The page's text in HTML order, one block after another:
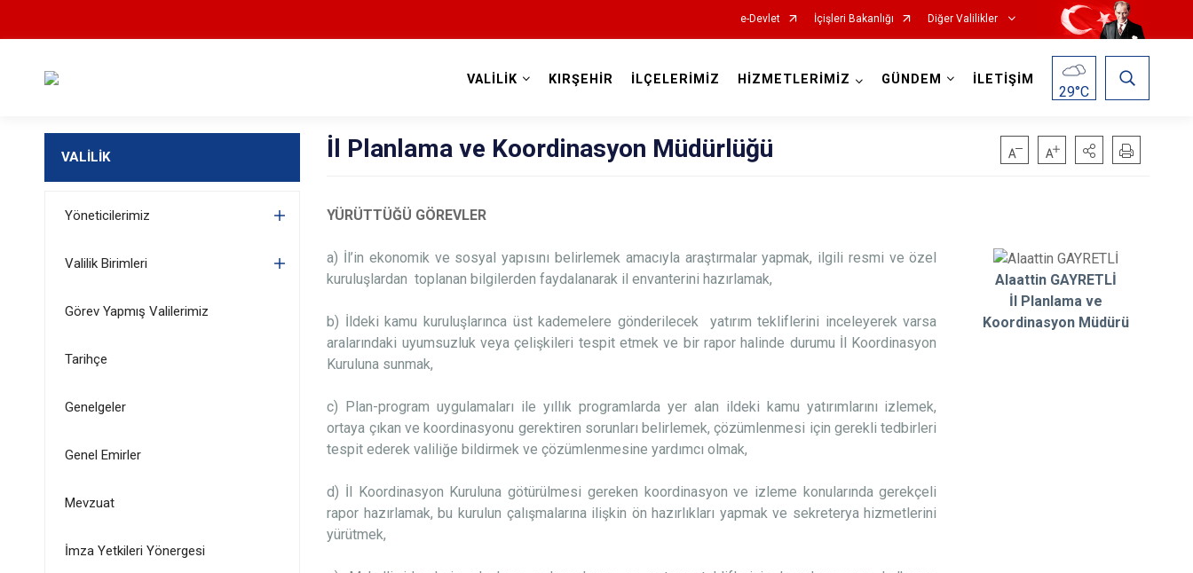
e-Devlet İçişleri Bakanlığı Diğer Valilikler
VALİLİK KIRŞEHİR İLÇELERİMİZ HİZMETLERİMİZ GÜNDEM İLETİŞİM
29°C
VALİLİK
Yöneticilerimiz
Valilik Birimleri
Görev Yapmış Valilerimiz
Tarihçe
Genelgeler
Genel Emirler
Mevzuat
İmza Yetkileri Yönergesi
İl Planlama ve Koordinasyon Müdürlüğü
YÜRÜTTÜĞÜ GÖREVLER
a) İl’in ekonomik ve sosyal yapısını belirlemek amacıyla araştırmalar yapmak, ilgili resmi ve özel
kuruluşlardan toplanan bilgilerden faydalanarak il envanterini hazırlamak,
b) İldeki kamu kuruluşlarınca üst kademelere gönderilecek yatırım tekliflerini inceleyerek varsa
aralarındaki uyumsuzluk veya çelişkileri tespit etmek ve bir rapor halinde durumu İl Koordinasyon
Kuruluna sunmak,
c) Plan-program uygulamaları ile yıllık programlarda yer alan ildeki kamu yatırımlarını izlemek,
ortaya çıkan ve koordinasyonu gerektiren sorunları belirlemek, çözümlenmesi için gerekli tedbirleri
tespit ederek valiliğe bildirmek ve çözümlenmesine yardımcı olmak,
d) İl Koordinasyon Kuruluna götürülmesi gereken koordinasyon ve izleme konularında gerekçeli
rapor hazırlamak, bu kurulun çalışmalarına ilişkin ön hazırlıkları yapmak ve sekreterya hizmetlerini
yürütmek,
Alaattin GAYRETLİ
İl Planlama ve
Koordinasyon Müdürü